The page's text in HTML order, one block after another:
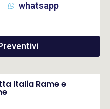
whatsapp
Italia Rame e